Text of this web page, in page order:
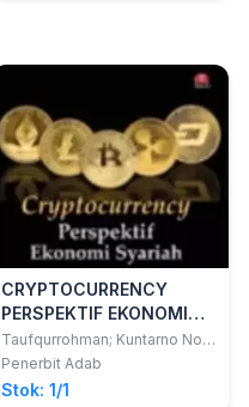
CRYPTOCURRENCY
PERSPEKTIF EKONOMI
SYARIAH
Taufqurrohman; Kuntarno Noor
Aflah
Penerbit Adab
Stok: 1/1